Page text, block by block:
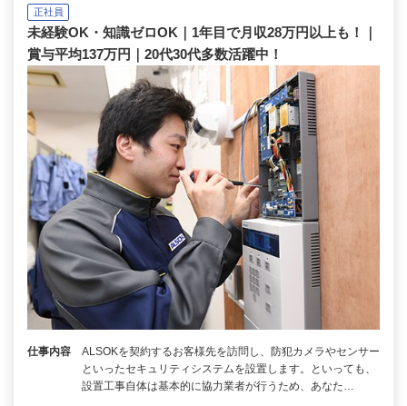
正社員
未経験OK・知識ゼロOK｜1年目で月収28万円以上も！｜
賞与平均137万円｜20代30代多数活躍中！
仕事内容
ALSOKを契約するお客様先を訪問し、防犯カメラやセンサー
といったセキュリティシステムを設置します。といっても、
設置工事自体は基本的に協力業者が行うため、あなた…